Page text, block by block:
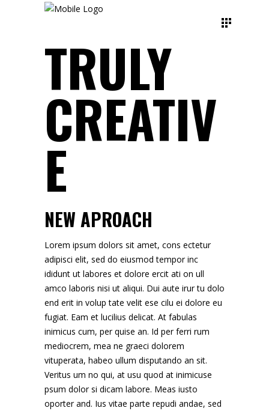
TRULY
CREATIV
E
NEW APROACH
Lorem ipsum dolors sit amet, cons ectetur
adipisci elit, sed do eiusmod tempor inc
ididunt ut labores et dolore ercit ati on ull
amco laboris nisi ut aliqui. Dui aute irur tu dolo
end erit in volup tate velit ese cilu ei dolore eu
fugiat. Eam et lucilius delicat. At fabulas
inimicus cum, per quise an. Id per ferri rum
mediocrem, mea ne graeci dolorem
vituperata, habeo ullum disputando an sit.
Veritus um no qui, at usu quod at inimicuse
psum dolor si dicam labore. Meas iusto
oporter and. Ius vitae parte repudi andae, sed